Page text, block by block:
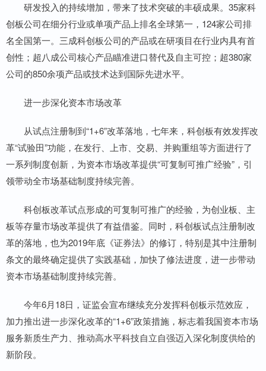
研发投入的持续增加，带来了技术突破的丰硕成果。35家科
创板公司在细分行业或单项产品上排名全球第一，124家公司排
名全国第一。三成科创板公司的产品或在研项目在行业内具有首
创性；超八成公司核心产品瞄准进口替代及自主可控；超380家
公司的850余项产品或技术达到国际先进水平。
进一步深化资本市场改革
从试点注册制到“1+6”改革落地，七年来，科创板有效发挥改
革“试验田”功能，在发行、上市、交易、并购重组等方面进行了
一系列制度创新，为资本市场改革提供“可复制可推广经验”，引
领带动全市场基础制度持续完善。
科创板改革试点形成的可复制可推广的经验，为创业板、主
板等存量市场改革提供了有益借鉴。同时，科创板试点注册制改
革的落地，也为2019年底《证券法》的修订，特别是其中注册制
条文的最终确定提供了实践基础，加快了修法进度，进一步带动
资本市场基础制度持续完善。
今年6月18日，证监会宣布继续充分发挥科创板示范效应，
加力推出进一步深化改革的“1+6”政策措施，标志着我国资本市场
服务新质生产力、推动高水平科技自立自强迈入深化制度供给的
新阶段。